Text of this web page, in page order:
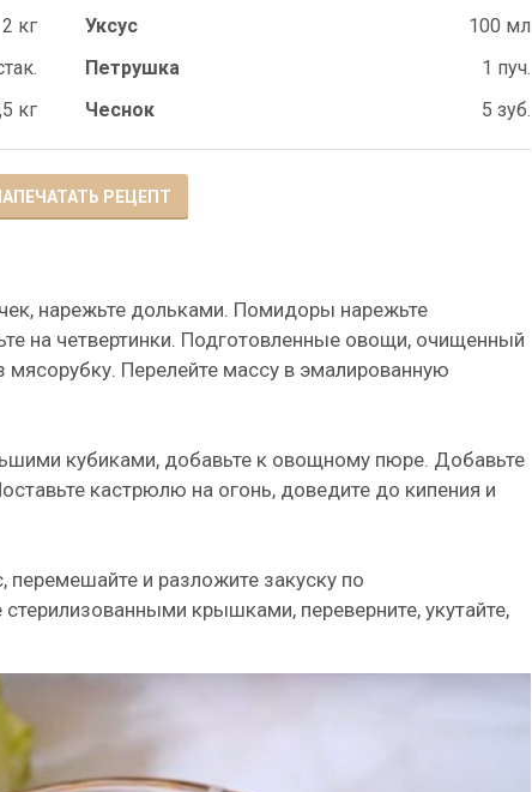
2 кг Уксус
100 мл
Петрушка
1 пуч.
кг Чеснок 5 зуб.
РЕЦЕПТ
нарежьте дольками. Помидоры нарежьте
на четвертинки. Подготовленные овощи, очищенный
мясорубку. Перелейте массу в эмалированную
кубиками, добавьте к овощному пюре. Добавьте
кастрюлю на огонь, доведите до кипения и
перемешайте и разложите закуску по
крышками, переверните, укутайте,